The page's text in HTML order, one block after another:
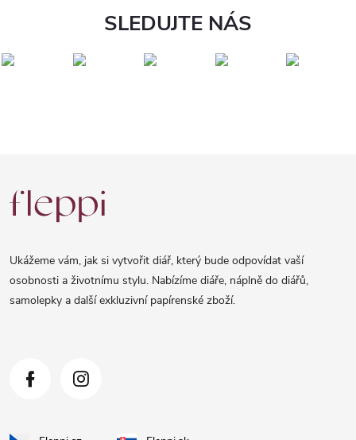
SLEDUJTE NÁS
á
Ukážeme vám, jak si vytvořit diář, který bude odpovídat vaší
osobnosti a životnímu stylu. Nabízíme diáře, náplně do diářů,
samolepky a další exkluzivní papírenské zboží.